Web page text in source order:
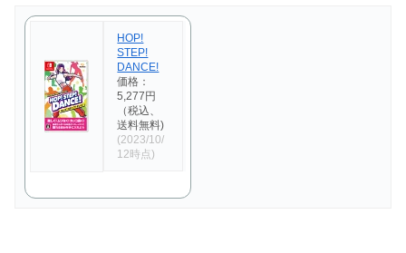
HOP!
STEP!
DANCE!
価格：
5,277円
（税込、
送料無料)
(2023/10/
12時点)